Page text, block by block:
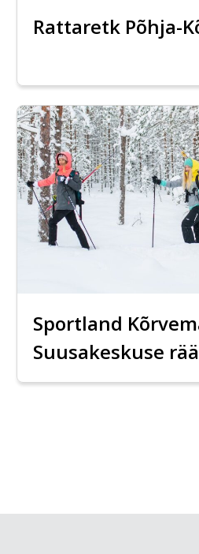
Rattaretk Põhja-
Sportland
Suusakeskuse